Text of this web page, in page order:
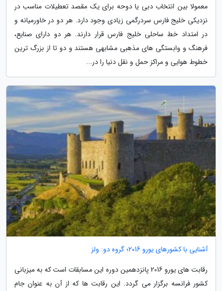
معمولا بین انتخاب دبی یا دوحه برای یک مقصد تعطیلات مناسب در
نزدیکی خلیج فارس سردرگمی زیادی وجود دارد. هر دو در خاورمیانه و
در امتداد خط ساحلی خلیج فارس قرار دارند. هر دو دارای صنایع،
فرهنگ و وابستگی های مذهبی مشابهی هستند و دو تا از بزرگ ترین
خطوط هوایی و مراکز حمل و نقل دنیا را در...
آشنایی با کشورهای یورو 2016؛ گروه دو: ولز
رقابت های یورو 2016 پانزدهمین دوره این مسابقات است که به میزبانی
کشور فرانسه برگزار می گردد. این رقابت ها که از آن به عنوان جام